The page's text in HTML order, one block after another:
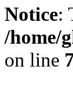
Notice:
/home/
on line